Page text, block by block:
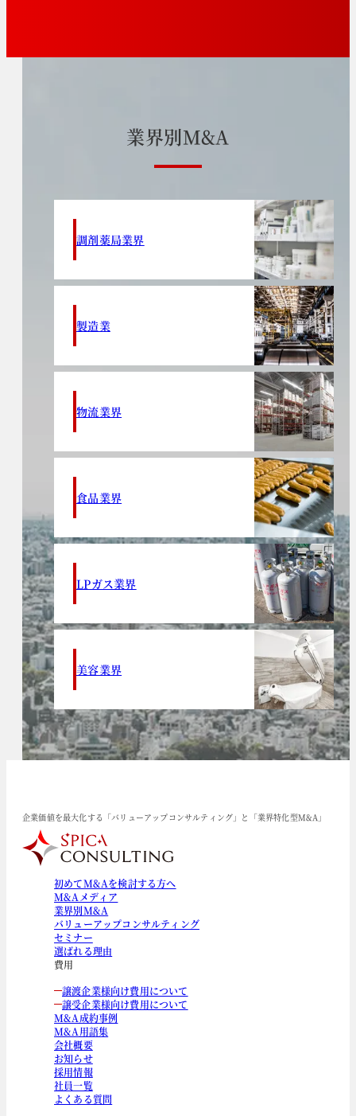
業界別M&A
調剤薬局業界
製造業
物流業界
食品業界
LPガス業界
美容業界
企業価値を最大化する「バリューアップコンサルティング」と「業界特化型M&A」
初めてM&Aを検討する方へ
M&Aメディア
業界別M&A
バリューアップコンサルティング
セミナー
選ばれる理由
費用
譲渡企業様向け費用について
譲受企業様向け費用について
M&A成約事例
M&A用語集
会社概要
お知らせ
採用情報
社員一覧
よくある質問